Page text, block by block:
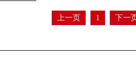
上一页 1 下一